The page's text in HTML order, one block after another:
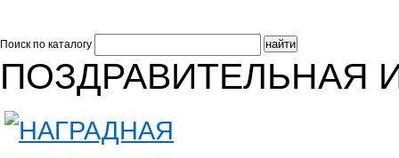
Поиск по каталогу
ПОЗДРАВИТЕЛЬНАЯ